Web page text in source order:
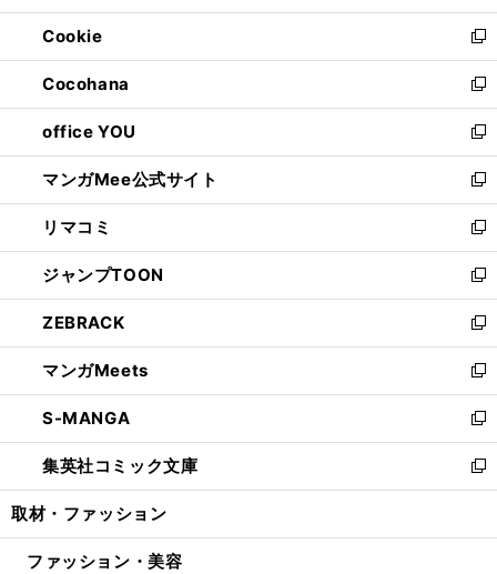
開
く
ウ
で
開
く
ン
ド
ウ
で
開
く
ウ
ィ
ン
ド
ウ
で
開
く
Cookie
新
し
い
ウ
ィ
ン
ド
ウ
で
開
く
Cocohana
新
し
い
ウ
ィ
ン
ド
ウ
で
開
く
office YOU
新
し
い
ウ
ィ
ン
ド
ウ
で
開
く
マンガMee公式サイト
新
し
い
ウ
ィ
ン
ド
ウ
で
開
く
リマコミ
新
し
い
ウ
ィ
ン
ド
ウ
で
開
く
ジャンプTOON
新
し
い
ウ
ィ
ン
ド
ウ
で
開
ZEBRACK
新
し
い
ウ
ィ
ン
ド
ウ
開
マンガMeets
新
し
い
ウ
ィ
ン
ウ
S-MANGA
新
し
い
ウ
ン
集英社コミック文庫
新
し
ウ
取材・ファッション
ファッション・美容